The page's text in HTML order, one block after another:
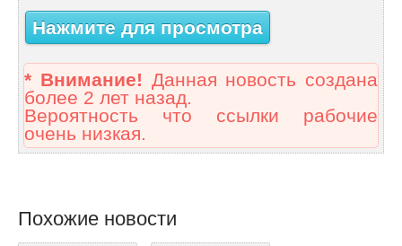
Нажмите для просмотра
* Внимание! Данная новость создана
более 2 лет назад.
Вероятность что ссылки рабочие
очень низкая.
Похожие новости